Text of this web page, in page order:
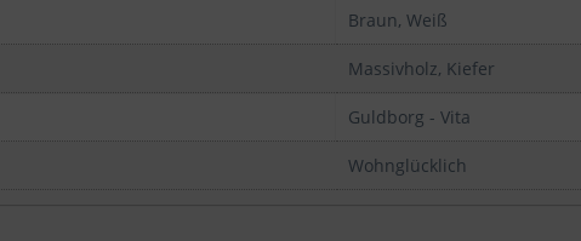
Braun, Weiß
Massivholz, Kiefer
Guldborg - Vita
Wohnglücklich